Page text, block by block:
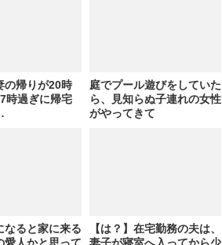
の帰りが20時
時過ぎに帰宅
庭でプール遊びをしていた
ら、見知らぬ子連れの女性
がやってきて
なると家に来る
愛人かと思って
【は？】在宅勤務の夫は、
妻子が寝室へ入ってから少